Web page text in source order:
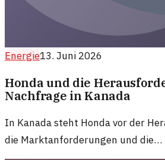
Energie13. Juni 2026
Honda und die
Nachfrage in Kanada
In Kanada steht Honda vor der
die Marktanforderungen und die
Unternehmensstrategie nicht im